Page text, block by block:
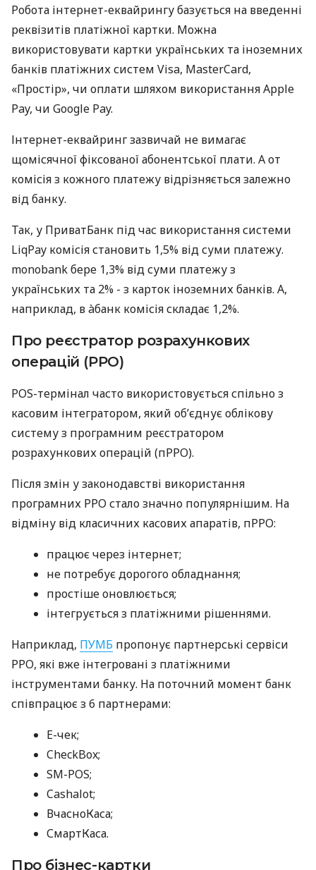
Робота інтернет-еквайрингу базується на введенні
реквізитів платіжної картки. Можна
використовувати картки українських та іноземних
банків платіжних систем Visa, MasterCard,
«Простір», чи оплати шляхом використання Apple
Pay, чи Google Pay.
Інтернет-еквайринг зазвичай не вимагає
щомісячної фіксованої абонентської плати. А от
комісія з кожного платежу відрізняється залежно
від банку.
Так, у ПриватБанк під час використання системи
LiqPay комісія становить 1,5% від суми платежу.
monobank бере 1,3% від суми платежу з
українських та 2% - з карток іноземних банків. А,
наприклад, в àбанк комісія складає 1,2%.
Про реєстратор розрахункових
операцій (РРО)
POS-термінал часто використовується спільно з
касовим інтегратором, який об’єднує облікову
систему з програмним реєстратором
розрахункових операцій (пРРО).
Після змін у законодавстві використання
програмних РРО стало значно популярнішим. На
відміну від класичних касових апаратів, пРРО:
працює через інтернет;
не потребує дорогого обладнання;
простіше оновлюється;
інтегрується з платіжними рішеннями.
Наприклад, ПУМБ пропонує партнерські сервіси
РРО, які вже інтегровані з платіжними
інструментами банку. На поточний момент банк
співпрацює з 6 партнерами:
E-чек;
CheckBox;
SM-POS;
Cashalot;
ВчасноКаса;
СмартКаса.
Про бізнес-картки